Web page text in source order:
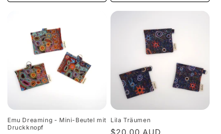
Emu Dreaming - Mini-Beutel mit
Druckknopf
Lila Träumen
Normaler
$20.00 AUD